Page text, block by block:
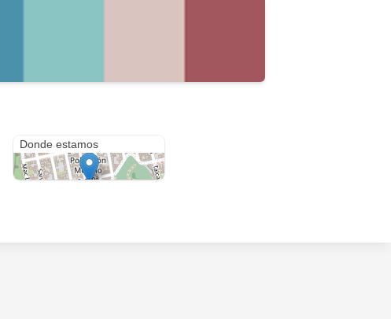
Donde estamos